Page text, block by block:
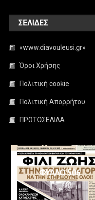
ΣΕΛΊΔΕΣ
«www.diavouleusi.gr»
Όροι Χρήσης
Πολιτική cookie
Πολιτική Απορρήτου
ΠΡΩΤΟΣΕΛΙΔΑ
ΦΥΛΛΟ 506